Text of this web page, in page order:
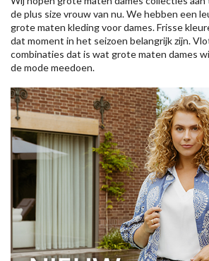
de plus size vrouw van nu. We hebben een
grote maten kleding voor dames. Frisse
dat moment in het seizoen belangrijk zijn.
combinaties dat is wat grote maten dames
de mode meedoen.